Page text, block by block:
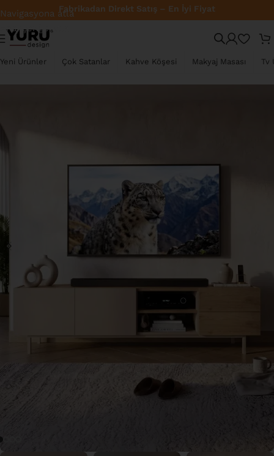
Navigasyona atla
Ana içeriğe atla
Fabrikadan Direkt Satış – En İyi Fiyat
Yeni Ürünler Çok Satanlar Kahve Köşesi Makyaj Masası Tv